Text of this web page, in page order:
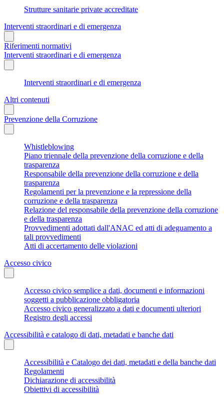
Strutture sanitarie private accreditate
Interventi straordinari e di emergenza
Riferimenti normativi
Interventi straordinari e di emergenza
Interventi straordinari e di emergenza
Altri contenuti
Prevenzione della Corruzione
Whistleblowing
Piano triennale della prevenzione della corruzione e della
trasparenza
Responsabile della prevenzione della corruzione e della
trasparenza
Regolamenti per la prevenzione e la repressione della
corruzione e della trasparenza
Relazione del responsabile della prevenzione della corruzione
e della trasparenza
Provvedimenti adottati dall'ANAC ed atti di adeguamento a
tali provvedimenti
Atti di accertamento delle violazioni
Accesso civico
Accesso civico semplice a dati, documenti e informazioni
soggetti a pubblicazione obbligatoria
Accesso civico generalizzato a dati e documenti ulteriori
Registro degli accessi
Accessibilità e catalogo di dati, metadati e banche dati
Accessibilità e Catalogo dei dati, metadati e della banche dati
Regolamenti
Dichiarazione di accessibilità
Obiettivi di accessibilità